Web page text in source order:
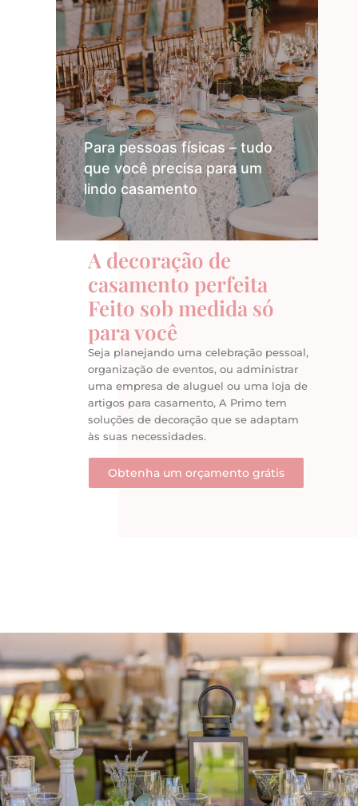
Para pessoas físicas – tudo
que você precisa para um
lindo casamento
A decoração de
casamento perfeita
Feito sob medida só
para você
Seja planejando uma celebração pessoal,
organização de eventos, ou administrar
uma empresa de aluguel ou uma loja de
artigos para casamento, A Primo tem
soluções de decoração que se adaptam
às suas necessidades.
Obtenha um orçamento grátis